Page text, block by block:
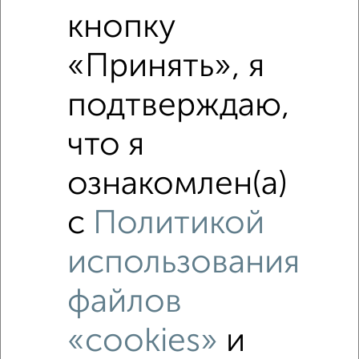
Похожие предложения рядом
2‑комнатные квартиры недалеко от
кнопку
«Принять», я
подтверждаю,
что я
ознакомлен(а)
с Политикой
использования
файлов
«cookies» и